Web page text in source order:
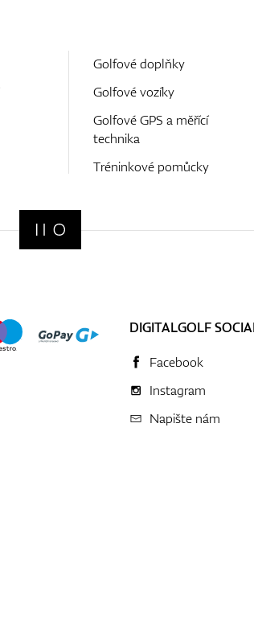
Golfové doplňky
Golfové vozíky
Golfové GPS a měřící
technika
Tréninkové pomůcky
DIGITALGOLF
Facebook
Instagram
Napište nám